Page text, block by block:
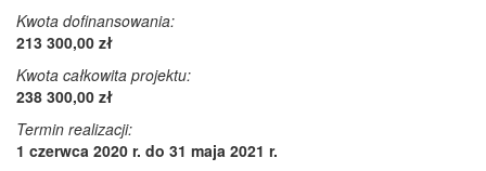
Kwota dofinansowania:
213 300,00 zł
Kwota całkowita projektu:
238 300,00 zł
Termin realizacji:
1 czerwca 2020 r. do 31 maja 2021 r.